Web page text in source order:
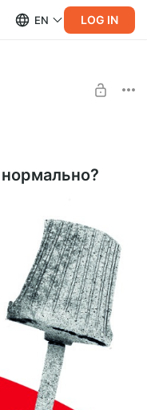
EN LOG IN
нормально?